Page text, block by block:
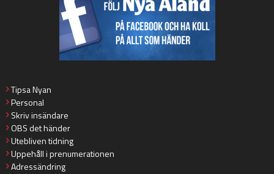
Tipsa Nyan
Personal
Skriv insändare
OBS det händer
Utebliven tidning
Uppehåll i prenumerationen
Adressändring